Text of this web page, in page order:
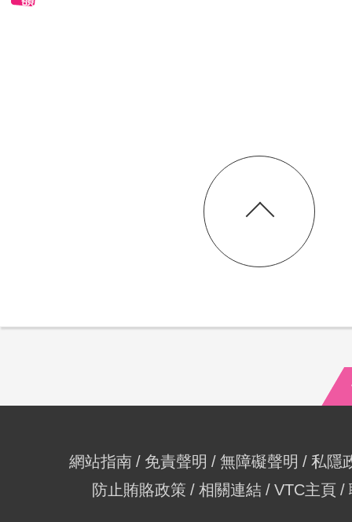
網站指南 免責聲明 無障礙聲明
私隱
防止賄賂政策
相關連結 VTC主頁